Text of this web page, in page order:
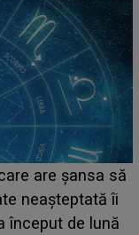
sunt artiștii
au loc cele mai